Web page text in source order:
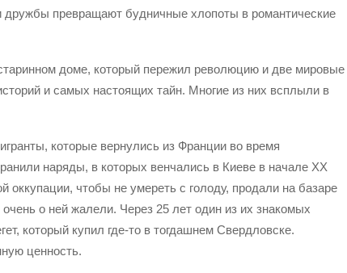
дружбы превращают будничные хлопоты в романтические
доме, который пережил революцию и две мировые
и самых настоящих тайн. Многие из них всплыли в
которые вернулись из Франции во время
наряды, в которых венчались в Киеве в начале ХХ
оккупации, чтобы не умереть с голоду, продали на базаре
о ней жалели. Через 25 лет один из их знакомых
который купил где-то в тогдашнем Свердловске.
ценность.